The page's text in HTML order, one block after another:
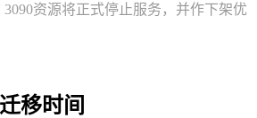
3090资源将正式停止服务，并作下架优
移时间